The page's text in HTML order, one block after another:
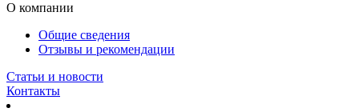
О компании
Общие сведения
Отзывы и рекомендации
Статьи и новости
Контакты